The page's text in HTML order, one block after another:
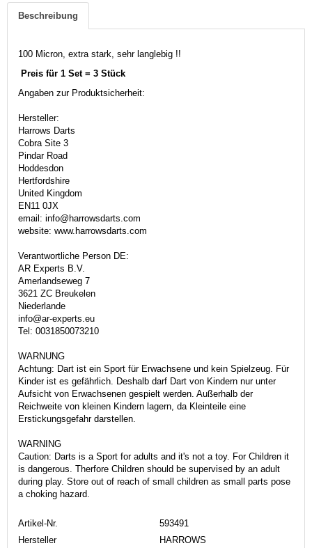
Beschreibung
100 Micron, extra stark, sehr langlebig !!
Preis für 1 Set = 3 Stück
Angaben zur Produktsicherheit:
Hersteller:
Harrows Darts
Cobra Site 3
Pindar Road
Hoddesdon
Hertfordshire
United Kingdom
EN11 0JX
email: info@harrowsdarts.com
website: www.harrowsdarts.com
Verantwortliche Person DE:
AR Experts B.V.
Amerlandseweg 7
3621 ZC Breukelen
Niederlande
info@ar-experts.eu
Tel: 0031850073210
WARNUNG
Achtung: Dart ist ein Sport für Erwachsene und kein Spielzeug. Für
Kinder ist es gefährlich. Deshalb darf Dart von Kindern nur unter
Aufsicht von Erwachsenen gespielt werden. Außerhalb der
Reichweite von kleinen Kindern lagern, da Kleinteile eine
Erstickungsgefahr darstellen.
WARNING
Caution: Darts is a Sport for adults and it's not a toy. For Children it
is dangerous. Therfore Children should be supervised by an adult
during play. Store out of reach of small children as small parts pose
a choking hazard.
Artikel-Nr.
593491
Hersteller
HARROWS